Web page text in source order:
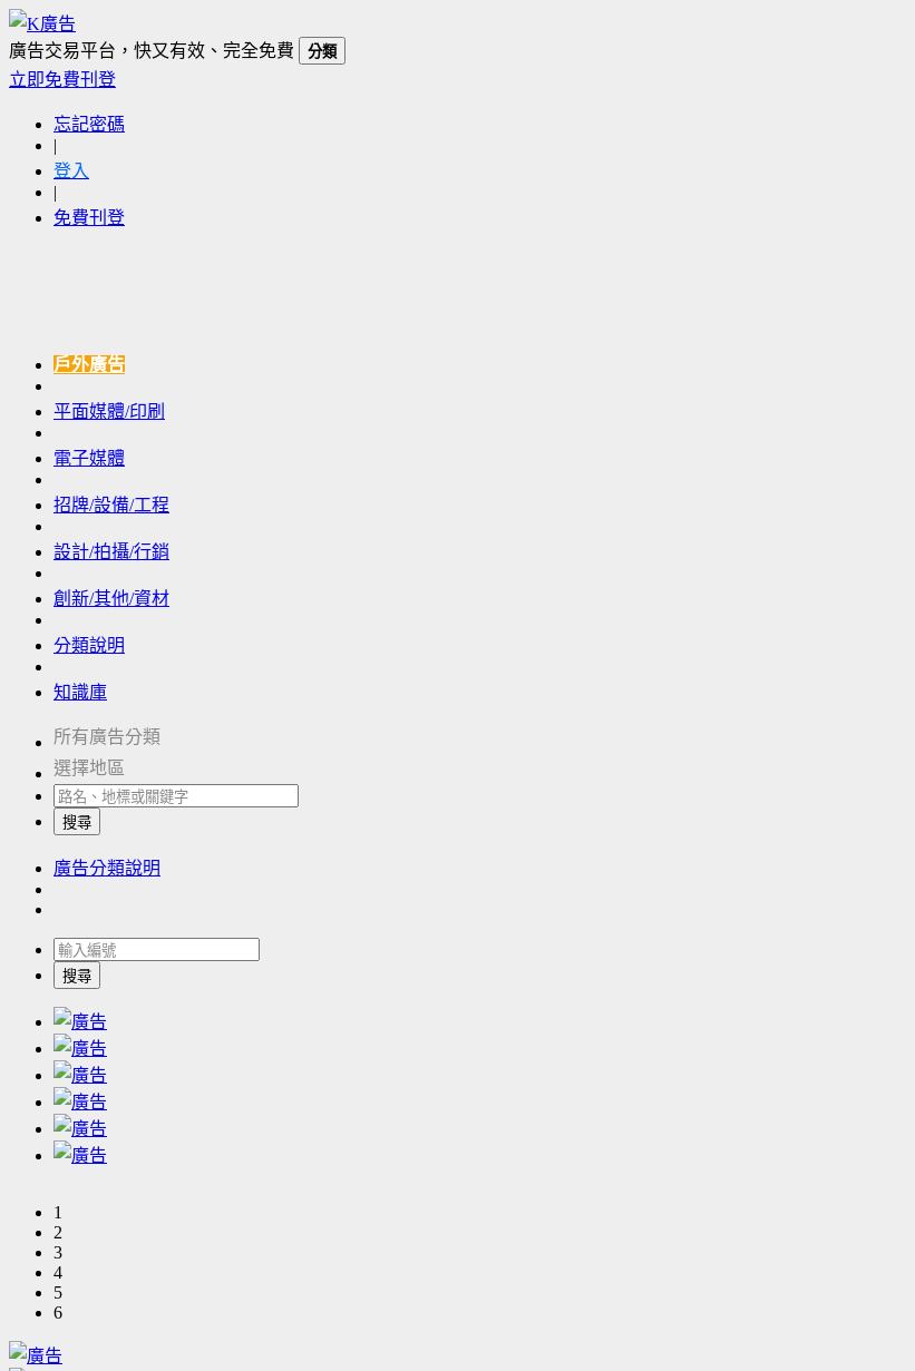
廣告交易平台，快又有效、完全免費 分類
立即免費刊登
忘記密碼
|
登入
|
免費刊登
戶外廣告
平面媒體/印刷
電子媒體
招牌/設備/工程
設計/拍攝/行銷
創新/其他/資材
分類說明
知識庫
所有廣告分類
選擇地區
搜尋
廣告分類說明
搜尋
1
2
3
4
5
6